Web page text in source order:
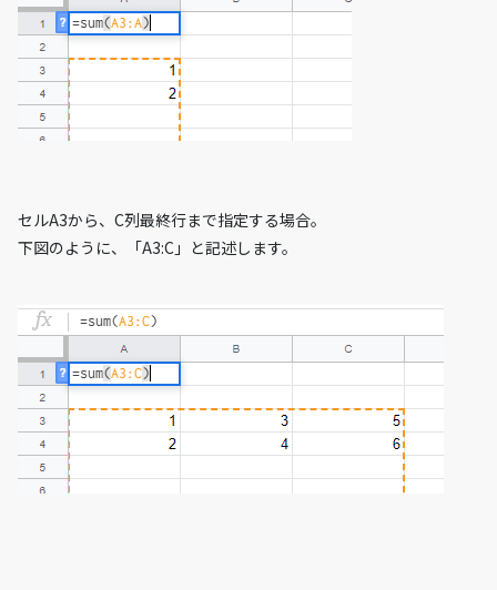
セルA3から、C列最終行まで指定する場合。
下図のように、「A3:C」と記述します。